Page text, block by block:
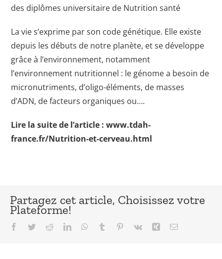
des diplômes universitaire de Nutrition santé
La vie s’exprime par son code génétique. Elle existe
depuis les débuts de notre planète, et se développe
grâce à l’environnement, notamment
l’environnement nutritionnel : le génome a besoin de
micronutriments, d’oligo-éléments, de masses
d’ADN, de facteurs organiques ou….
Lire la suite de l’article :www.tdah-
france.fr/Nutrition-et-cerveau.html
Partagez cet article, Choisissez votre
Plateforme!
Facebook
TwitterRedditLinkedInWhatsApp
Tumblr Pinterest
Vk Xing Email